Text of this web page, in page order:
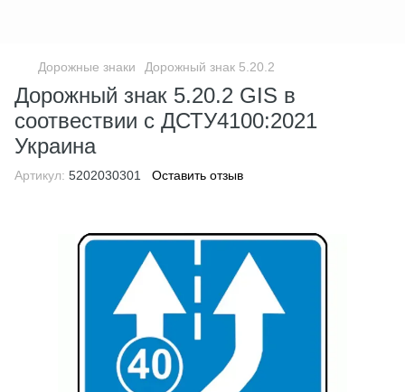
Дорожные знаки Дорожный знак 5.20.2
Дорожный знак 5.20.2 GIS в
соотвествии с ДСТУ4100:2021
Украина
Артикул: 5202030301 Оставить отзыв